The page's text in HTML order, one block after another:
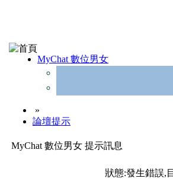
MyChat 數位男女
»
論壇提示
MyChat 數位男女 提示訊息
狀態:發生錯誤,